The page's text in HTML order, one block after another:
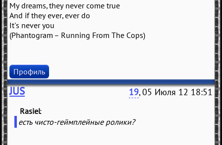
My dreams, they never come true
And if they ever, ever do
It's never you
(Phantogram – Running From The Cops)
Профиль
JUS 19, 05 Июля 12 18:51
Rasiel
есть чисто-геймплейные ролики?